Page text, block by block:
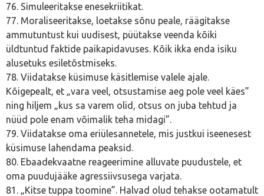
76. Simuleeritakse enesekriitikat.
77. Moraliseeritakse, loetakse sõnu peale, räägitakse
ammutuntust kui uudisest, püütakse veenda kõiki
üldtuntud faktide paikapidavuses. Kõik ikka enda isiku
alusetuks esiletõstmiseks.
78. Viidatakse küsimuse käsitlemise valele ajale.
Kõigepealt, et „vara veel, otsustamise aeg pole veel käes”
ning hiljem „kus sa varem olid, otsus on juba tehtud ja
nüüd pole enam võimalik teha midagi”.
79. Viidatakse oma eriülesannetele, mis justkui iseenesest
küsimuse lahendama peaksid.
80. Ebaadekvaatne reageerimine alluvate puudustele, et
oma puudujääke agressiivsusega varjata.
81. „Kitse tuppa toomine”. Halvad olud tehakse ootamatult